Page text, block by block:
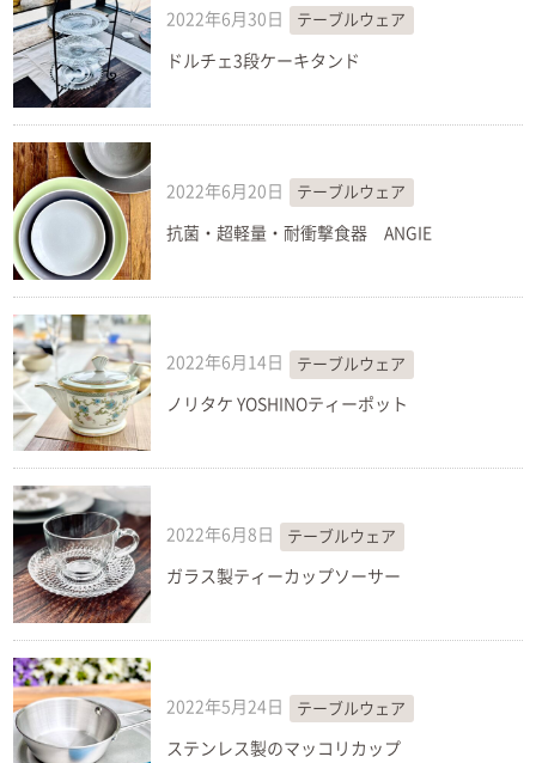
2022年6月30日 テーブルウェア
ドルチェ3段ケーキタンド
2022年6月20日 テーブルウェア
抗菌・超軽量・耐衝撃食器 ANGIE
2022年6月14日 テーブルウェア
ノリタケ YOSHINOティーポット
2022年6月8日 テーブルウェア
ガラス製ティーカップソーサー
2022年5月24日 テーブルウェア
ステンレス製のマッコリカップ